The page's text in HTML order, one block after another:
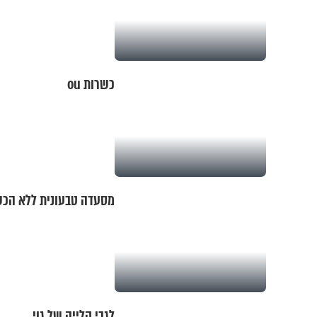
כשרות ou
מסעדה טבעונית ללא